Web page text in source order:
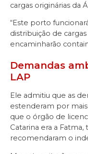
cargas originárias da
“Este porto
distribuição de
encaminharão
Demandas
LAP
Ele admitiu que as
estenderam por
que o órgão de
Catarina era a
recomendaram o